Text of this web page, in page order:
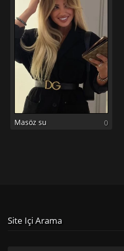
Masöz su 0
Site Içi Arama